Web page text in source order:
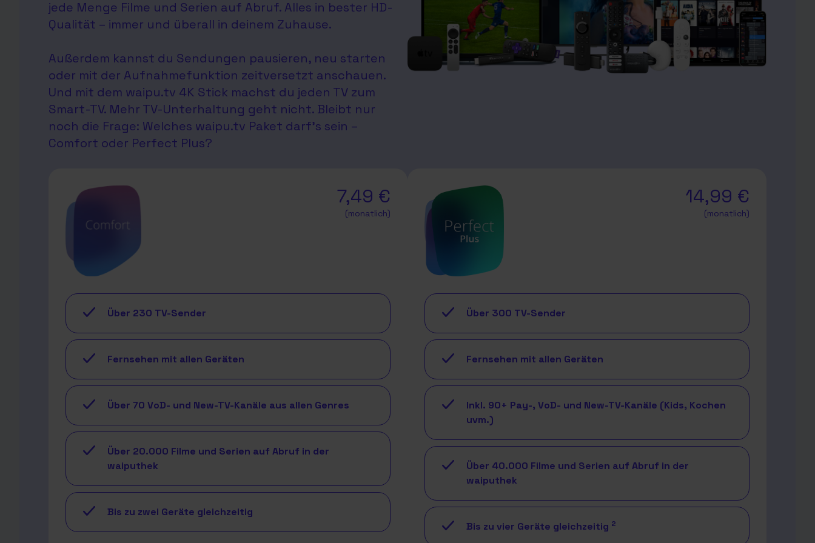
jede Menge Filme und Serien auf Abruf. Alles in bester HD-
Qualität – immer und überall in deinem Zuhause.
Außerdem kannst du Sendungen pausieren, neu starten
oder mit der Aufnahmefunktion zeitversetzt anschauen.
Und mit dem waipu.tv 4K Stick machst du jeden TV zum
Smart-TV. Mehr TV-Unterhaltung geht nicht. Bleibt nur
noch die Frage: Welches waipu.tv Paket darf’s sein –
Comfort oder Perfect Plus?
7,49 €
(monatlich)
Über 230 TV-Sender
Fernsehen mit allen Geräten
Über 70 VoD- und New-TV-Kanäle aus allen Genres
Über 20.000 Filme und Serien auf Abruf in der
waiputhek
Bis zu zwei Geräte gleichzeitig
14,99 €
(monatlich)
Über 300 TV-Sender
Fernsehen mit allen Geräten
Inkl. 90+ Pay-, VoD- und New-TV-Kanäle (Kids, Kochen
uvm.)
Über 40.000 Filme und Serien auf Abruf in der
waiputhek
Bis zu vier Geräte gleichzeitig 2